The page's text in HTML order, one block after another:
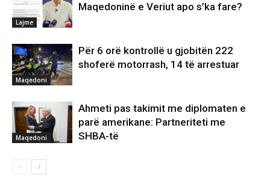
Lajme
Maqedoninë e Veriut apo s’ka fare?
Maqedoni
Për 6 orë kontrollë u gjobitën 222
shoferë motorrash, 14 të arrestuar
Maqedoni
Ahmeti pas takimit me diplomaten e
parë amerikane: Partneriteti me
SHBA-të